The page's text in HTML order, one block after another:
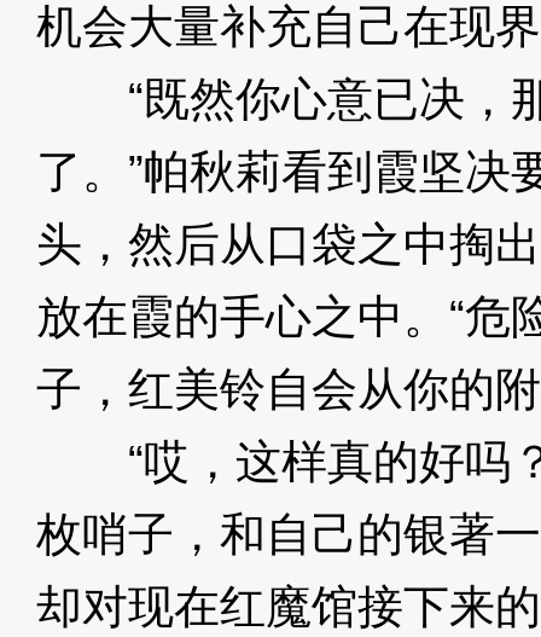
机会大量补充自己在现
“既然你心意已决，
了。”帕秋莉看到霞坚决
头，然后从口袋之中掏
放在霞的手心之中。“危
子，红美铃自会从你的
“哎，这样真的好吗
枚哨子，和自己的银著
却对现在红魔馆接下来